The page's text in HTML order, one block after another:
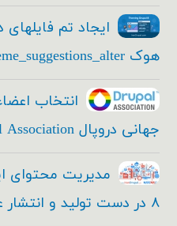
ایجاد تم فایلهای
هوک theme_suggestions_alter
انتخاب
جهانی دروپال Drupal Association
مدیریت محتوای
۸ در دست تولید و انتشار عمومی